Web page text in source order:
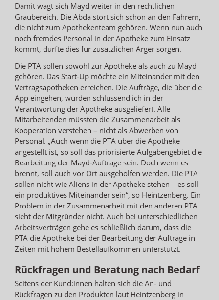
Damit wagt sich Mayd weiter in den rechtlichen
Graubereich. Die Abda stört sich schon an den Fahrern,
die nicht zum Apothekenteam gehören. Wenn nun auch
noch fremdes Personal in der Apotheke zum Einsatz
kommt, dürfte dies für zusätzlichen Ärger sorgen.
Die PTA sollen sowohl zur Apotheke als auch zu Mayd
gehören. Das Start-Up möchte ein Miteinander mit den
Vertragsapotheken erreichen. Die Aufträge, die über die
App eingehen, würden schlussendlich in der
Verantwortung der Apotheke ausgeliefert. Alle
Mitarbeitenden müssten die Zusammenarbeit als
Kooperation verstehen – nicht als Abwerben von
Personal. „Auch wenn die PTA über die Apotheke
angestellt ist, so soll das priorisierte Aufgabengebiet die
Bearbeitung der Mayd-Aufträge sein. Doch wenn es
brennt, soll auch vor Ort ausgeholfen werden. Die PTA
sollen nicht wie Aliens in der Apotheke stehen – es soll
ein produktives Miteinander sein“, so Heintzenberg. Ein
Problem in der Zusammenarbeit mit den anderen PTA
sieht der Mitgründer nicht. Auch bei unterschiedlichen
Arbeitsverträgen gehe es schließlich darum, dass die
PTA die Apotheke bei der Bearbeitung der Aufträge in
Zeiten mit hohem Bestellaufkommen unterstützt.
Rückfragen und Beratung nach Bedarf
Seitens der Kund:innen halten sich die An- und
Rückfragen zu den Produkten laut Heintzenberg in